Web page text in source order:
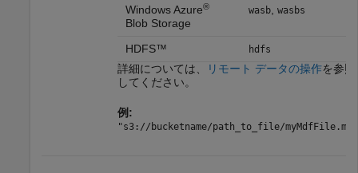
Windows Azure®
Blob Storage
wasb wasbs
HDFS™ hdfs
詳細については、 リモート データの操作を参照
してください。
例:
"s3://bucketname/path_to_file/